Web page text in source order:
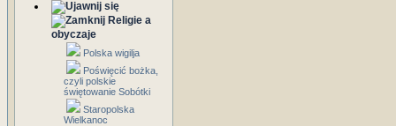
Religie a
obyczaje
Polska wigilja
Poświęcić bożka,
czyli polskie
świętowanie Sobótki
Staropolska
Wielkanoc